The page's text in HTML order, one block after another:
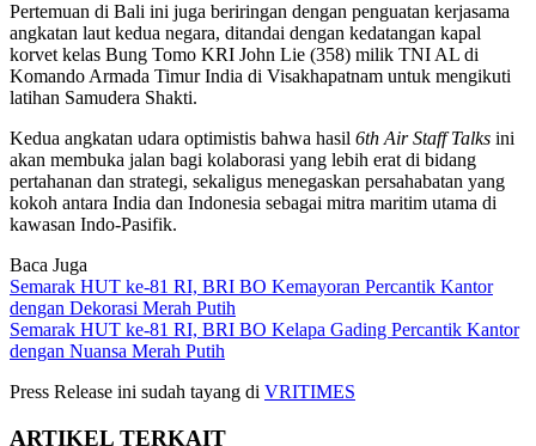
Pertemuan di Bali ini juga beriringan dengan penguatan kerjasama
angkatan laut kedua negara, ditandai dengan kedatangan kapal
korvet kelas Bung Tomo KRI John Lie (358) milik TNI AL di
Komando Armada Timur India di Visakhapatnam untuk mengikuti
latihan Samudera Shakti.
Kedua angkatan udara optimistis bahwa hasil 6th Air Staff Talks ini
akan membuka jalan bagi kolaborasi yang lebih erat di bidang
pertahanan dan strategi, sekaligus menegaskan persahabatan yang
kokoh antara India dan Indonesia sebagai mitra maritim utama di
kawasan Indo-Pasifik.
Baca Juga
Semarak HUT ke-81 RI, BRI BO Kemayoran Percantik Kantor
dengan Dekorasi Merah Putih
Semarak HUT ke-81 RI, BRI BO Kelapa Gading Percantik Kantor
dengan Nuansa Merah Putih
Press Release ini sudah tayang di VRITIMES
ARTIKEL TERKAIT